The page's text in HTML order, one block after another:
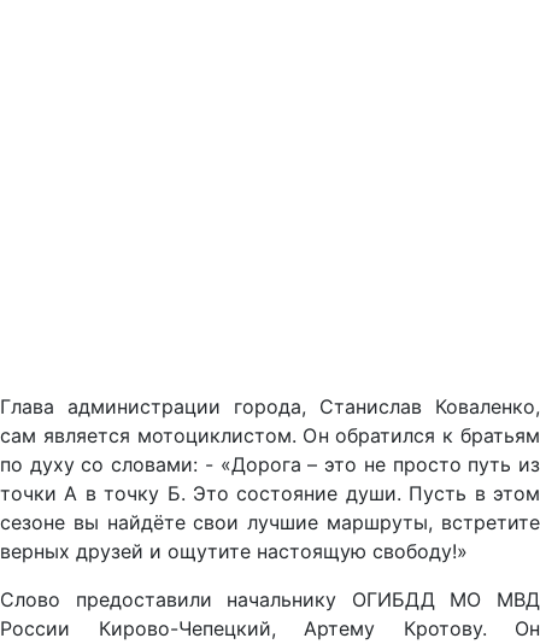
Глава администрации города, Станислав Коваленко,
сам является мотоциклистом. Он обратился к братьям
по духу со словами: - «Дорога – это не просто путь из
точки А в точку Б. Это состояние души. Пусть в этом
сезоне вы найдёте свои лучшие маршруты, встретите
верных друзей и ощутите настоящую свободу!»
Слово предоставили начальнику ОГИБДД МО МВД
России Кирово-Чепецкий, Артему Кротову. Он